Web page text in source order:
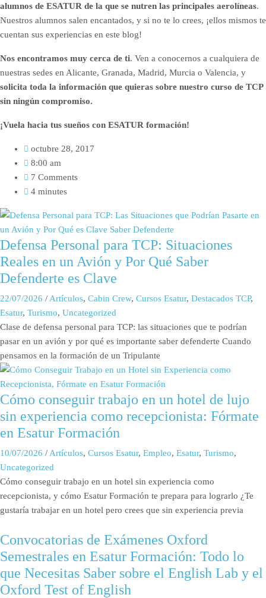
alumnos de ESATUR de la que se nutren las principales aerolíneas.
Nuestros alumnos salen encantados, y si no te lo crees, ¡ellos mismos te
cuentan sus experiencias en este blog!
Nos encontramos muy cerca de ti. Ven a conocernos a cualquiera de
nuestras sedes en Alicante, Granada, Madrid, Murcia o Valencia, y
solicita toda la información que quieras sobre nuestro curso de TCP
sin ningún compromiso.
¡Vuela hacia tus sueños con ESATUR formación!
octubre 28, 2017
8:00 am
7 Comments
4 minutes
Defensa Personal para TCP: Situaciones
Reales en un Avión y Por Qué Saber
Defenderte es Clave
22/07/2026 / Artículos, Cabin Crew, Cursos Esatur, Destacados TCP,
Esatur, Turismo, Uncategorized
Clase de defensa personal para TCP: las situaciones que te podrían
pasar en un avión y por qué es importante saber defenderte Cuando
pensamos en la formación de un Tripulante
Cómo conseguir trabajo en un hotel de lujo
sin experiencia como recepcionista: Fórmate
en Esatur Formación
10/07/2026 / Artículos, Cursos Esatur, Empleo, Esatur, Turismo,
Uncategorized
Cómo conseguir trabajo en un hotel sin experiencia como
recepcionista, y cómo Esatur Formación te prepara para lograrlo ¿Te
gustaría trabajar en un hotel pero crees que sin experiencia previa
Convocatorias de Exámenes Oxford
Semestrales en Esatur Formación: Todo lo
que Necesitas Saber sobre el English Lab y el
Oxford Test of English